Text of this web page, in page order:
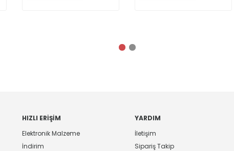
HIZLI ERIŞIM
Elektronik Malzeme
İndirim
YARDIM
İletişim
Sipariş Takip